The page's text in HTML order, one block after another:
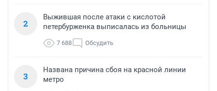
2
Выжившая после атаки с кислотой
петербурженка выписалась из больницы
7 688 Обсудить
3
Названа причина сбоя на красной линии
метро